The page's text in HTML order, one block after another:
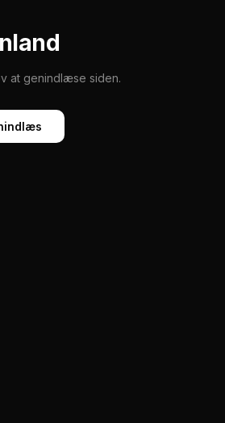
at genindlæse siden.